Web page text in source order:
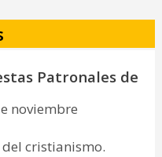
Patronales de
noviembre
cristianismo.